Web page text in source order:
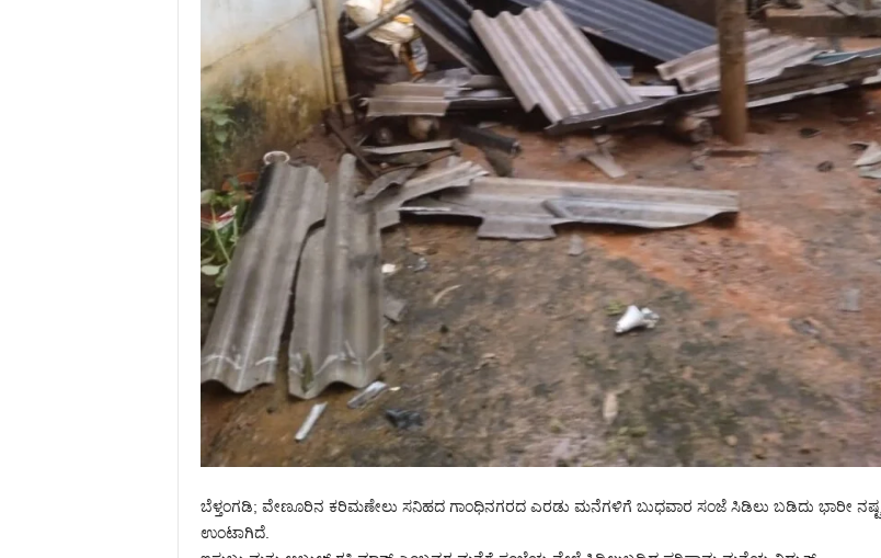
ಬೆಳ್ತಂಗಡಿ; ವೇಣೂರಿನ ಕರಿಮಣೇಲು ಸನಿಹದ ಗಾಂಧಿನಗರದ‌ ಎರಡು ಮನೆಗಳಿಗೆ ಬುಧವಾರ ಸಂಜೆ ಸಿಡಿಲು ಬಡಿದು ಭಾರೀ ನಷ್ಟ
ಉಂಟಾಗಿದೆ.